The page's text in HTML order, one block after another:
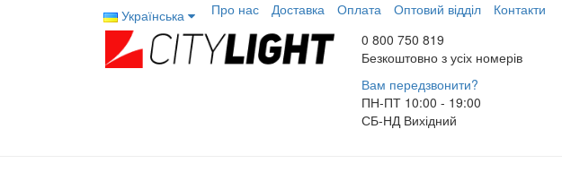
Українська Про нас Доставка Оплата Оптовий відділ
Контакти
0 800 750 819
Безкоштовно з усіх номерів
Вам передзвонити?
ПН-ПТ 10:00 - 19:00
СБ-НДВихідний